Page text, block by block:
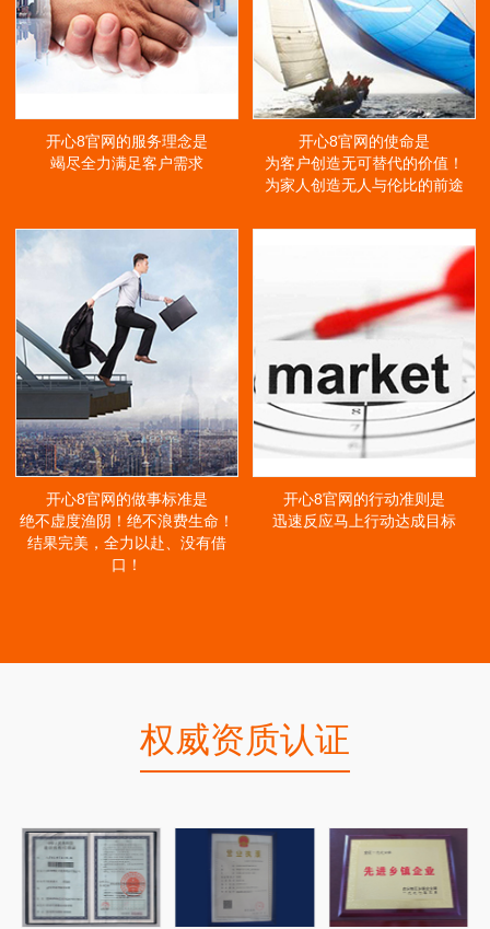
开心8官网的服务理念是
竭尽全力满足客户需求
开心8官网的使命是
为客户创造无可替代的价值！
为家人创造无人与伦比的前途
开心8官网的做事标准是
绝不虚度渔阴！绝不浪费生命！
结果完美，全力以赴、没有借
口！
开心8官网的行动准则是
迅速反应马上行动达成目标
权威资质认证